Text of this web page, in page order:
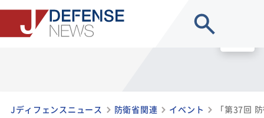
Jディフェンスニュース 防衛省関連 イベント